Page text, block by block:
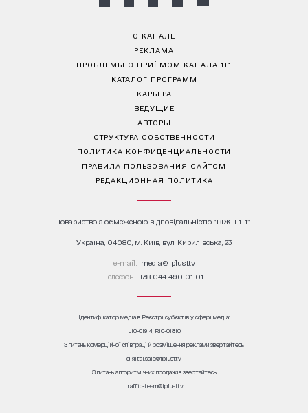
О КАНАЛЕ
РЕКЛАМА
ПРОБЛЕМЫ С ПРИЁМОМ КАНАЛА 1+1
КАТАЛОГ ПРОГРАММ
КАРЬЕРА
ВЕДУЩИЕ
АВТОРЫ
СТРУКТУРА СОБСТВЕННОСТИ
ПОЛИТИКА КОНФИДЕНЦИАЛЬНОСТИ
ПРАВИЛА ПОЛЬЗОВАНИЯ САЙТОМ
РЕДАКЦИОННАЯ ПОЛИТИКА
Товариство з обмеженою відповідальністю "ВІЖН 1+1"
Україна, 04080, м. Київ, вул. Кирилівська, 23
е-mail: media@1plus1.tv
Телефон: +38 044 490 01 01
Ідентифікатор медіа в Реєстрі суб’єктів у сфері медіа:
L10-01914, R10-01810
З питань комерційної співпраці й розміщення реклами звертайтесь
digital.sale@1plus1.tv
З питань алгоритмічних продажів звертайтесь
traffic-team@1plus1.tv